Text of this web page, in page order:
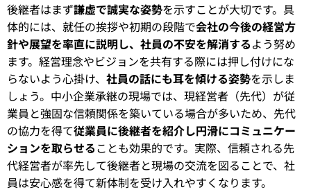
後継者はまず謙虚で誠実な姿勢を示すことが大切です。具
体的には、就任の挨拶や初期の段階で会社の今後の経営方
針や展望を率直に説明し、社員の不安を解消するよう努め
ます。経営理念やビジョンを共有する際には押し付けにな
らないよう心掛け、 社員の話にも耳を傾ける姿勢を示しま
しょう。中小企業承継の現場では、現経営者（先代）が従
業員と強固な信頼関係を築いている場合が多いため、先代
の協力を得て従業員に後継者を紹介し円滑にコミュニケー
ションを取らせることも効果的です。実際、信頼される先
代経営者が率先して後継者と現場の交流を図ることで、社
員は安心感を得て新体制を受け入れやすくなります。